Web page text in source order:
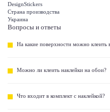
DesignStickers
Страна производства
Украина
Вопросы и ответы
На какие поверхности можно клеить
Можно ли клеить наклейки на обои?
Что входит в комплект с наклейкой?